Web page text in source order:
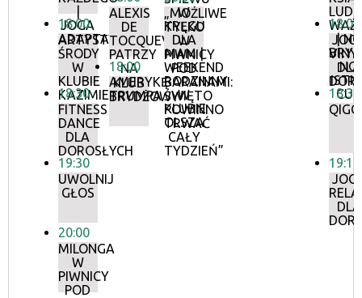
|
JOGA
ADAPTACYJNA
18:00
ARTYSTYCZNE
ŚRODY
W
KLUBIE
KAZIMIERZ
18:30
FITNESS
DANCE
DLA
DOROSŁYCH
19:30
UWOLNIJ
GŁOS
20:00
MILONGA
W
PIWNICY
POD
ALEXIS
DE
TOCQUEVILLE
PATRZY
NA
AMERYKĘ
TRUMPA
18:00
KLUB
BRYDŻOWY
W
KRĘGU
DLA
MAM |
WEEKEND
RODZINNY
W
KLUBIE
OLSZA
„MOŻLIWE
TYLKO
W
PIWNICY
POD
BARANAMI:
ŚWIĘTO
POWINNO
TRWAĆ
CAŁY
TYDZIEŃ”
| NO
NO
CUD
18:00
DLA
18:30
19:10
DLA